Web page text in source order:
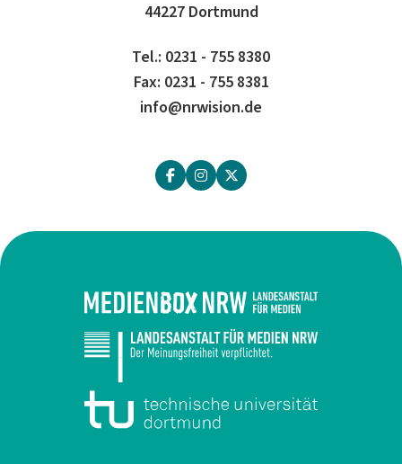
44227 Dortmund
Tel.: 0231 - 755 8380
Fax: 0231 - 755 8381
info@nrwision.de